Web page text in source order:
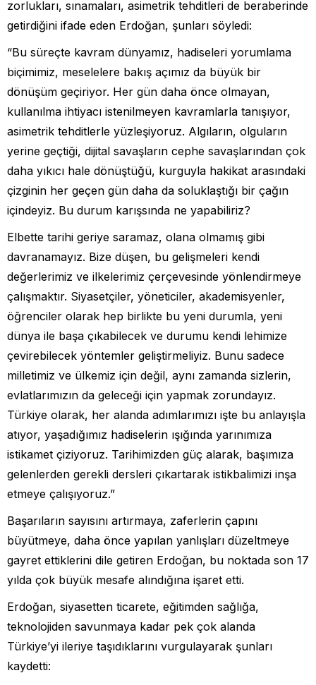
zorlukları, sınamaları, asimetrik tehditleri de beraberinde
getirdiğini ifade eden Erdoğan, şunları söyledi:
“Bu süreçte kavram dünyamız, hadiseleri yorumlama
biçimimiz, meselelere bakış açımız da büyük bir
dönüşüm geçiriyor. Her gün daha önce olmayan,
kullanılma ihtiyacı istenilmeyen kavramlarla tanışıyor,
asimetrik tehditlerle yüzleşiyoruz. Algıların, olguların
yerine geçtiği, dijital savaşların cephe savaşlarından çok
daha yıkıcı hale dönüştüğü, kurguyla hakikat arasındaki
çizginin her geçen gün daha da soluklaştığı bir çağın
içindeyiz. Bu durum karışsında ne yapabiliriz?
Elbette tarihi geriye saramaz, olana olmamış gibi
davranamayız. Bize düşen, bu gelişmeleri kendi
değerlerimiz ve ilkelerimiz çerçevesinde yönlendirmeye
çalışmaktır. Siyasetçiler, yöneticiler, akademisyenler,
öğrenciler olarak hep birlikte bu yeni durumla, yeni
dünya ile başa çıkabilecek ve durumu kendi lehimize
çevirebilecek yöntemler geliştirmeliyiz. Bunu sadece
milletimiz ve ülkemiz için değil, aynı zamanda sizlerin,
evlatlarımızın da geleceği için yapmak zorundayız.
Türkiye olarak, her alanda adımlarımızı işte bu anlayışla
atıyor, yaşadığımız hadiselerin ışığında yarınımıza
istikamet çiziyoruz. Tarihimizden güç alarak, başımıza
gelenlerden gerekli dersleri çıkartarak istikbalimizi inşa
etmeye çalışıyoruz.”
Başarıların sayısını artırmaya, zaferlerin çapını
büyütmeye, daha önce yapılan yanlışları düzeltmeye
gayret ettiklerini dile getiren Erdoğan, bu noktada son 17
yılda çok büyük mesafe alındığına işaret etti.
Erdoğan, siyasetten ticarete, eğitimden sağlığa,
teknolojiden savunmaya kadar pek çok alanda
Türkiye’yi ileriye taşıdıklarını vurgulayarak şunları
kaydetti: